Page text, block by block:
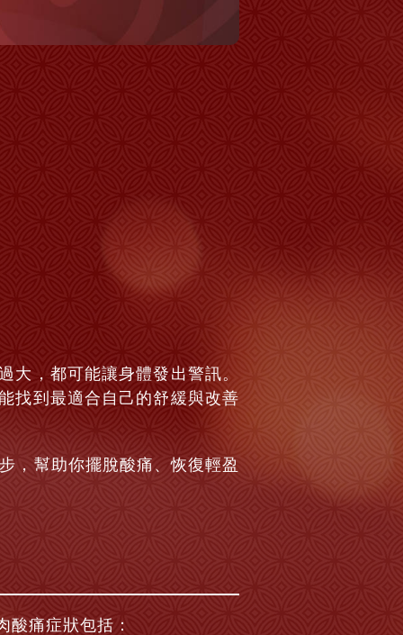
大，都可能讓身體發出警訊。
找到最適合自己的舒緩與改善
，幫助你擺脫酸痛、恢復輕盈
痛症狀包括：